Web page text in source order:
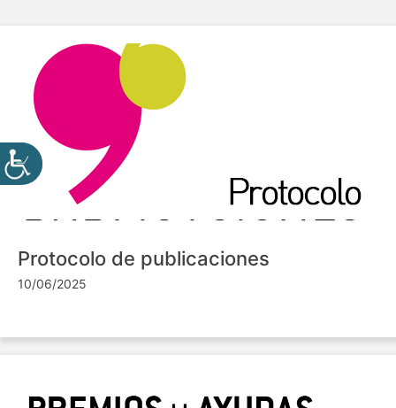
Protocolo de publicaciones
10/06/2025